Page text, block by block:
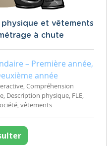
et vêtements
à chute
– Première année,
année
Compréhension
Description physique, FLE,
vêtements